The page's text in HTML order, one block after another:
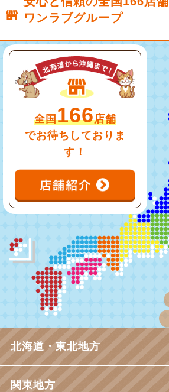
ワンラブグループ
全国166店舗
でお待ちしておりま
す！
北海道・東北地方
関東地方